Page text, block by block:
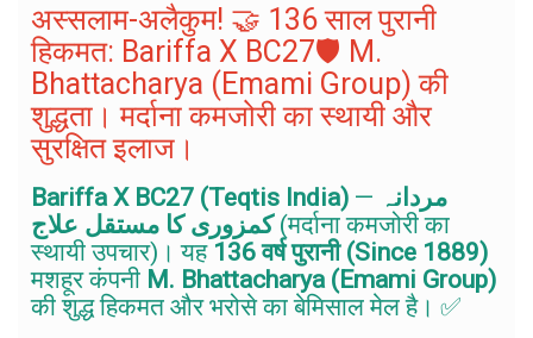
अस्सलाम-अलैकुम! 🤝 136 साल पुरानी
हिकमत: Bariffa X BC27🛡️ M.
Bhattacharya (Emami Group) की
शुद्धता। मर्दाना कमजोरी का स्थायी और
सुरक्षित इलाज।
Bariffa X BC27 (Teqtis India) — مردانہ
کمزوری کا مستقل علاج(मर्दाना कमजोरी का
स्थायी उपचार)। यह 136 वर्ष पुरानी (Since 1889)
मशहूर कंपनी M. Bhattacharya (Emami Group)
की शुद्ध हिकमत और भरोसे का बेमिसाल मेल है। ✅